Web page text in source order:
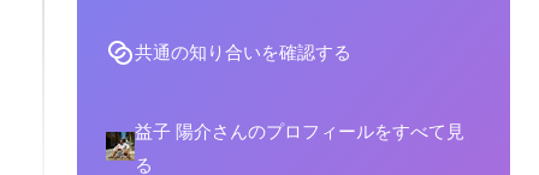
共通の知り合いを確認する
益子 陽介さんのプロフィールをすべて見
る